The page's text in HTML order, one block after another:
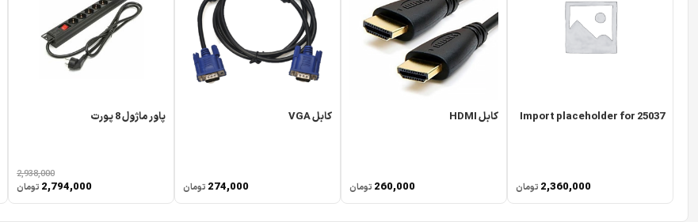
Import placeholder for 25037
2,360,000 تومان
کابل HDMI
260,000 تومان
کابل VGA
274,000 تومان
پاور ماژول 8 پورت
2,938,000
2,794,000 تومان